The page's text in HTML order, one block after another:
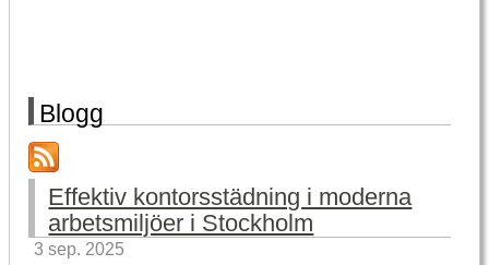
Blogg
Effektiv kontorsstädning i moderna
arbetsmiljöer i Stockholm
3 sep. 2025